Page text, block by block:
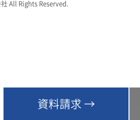
All Rights Reserved.
資料請求 →